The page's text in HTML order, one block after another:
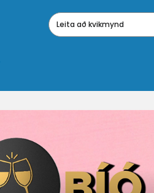
Leita að kvikmynd